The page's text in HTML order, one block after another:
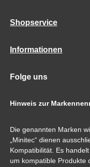
Shopservice
Informationen
Folge uns
Hinweis zur
Die genannten Marken
„Minitec“ dienen
Kompatibilität. Es
um kompatible Produkte